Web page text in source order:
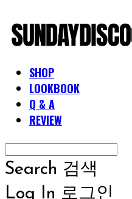
SHOP
LOOKBOOK
Q & A
REVIEW
Search 검색
Log In 로그인